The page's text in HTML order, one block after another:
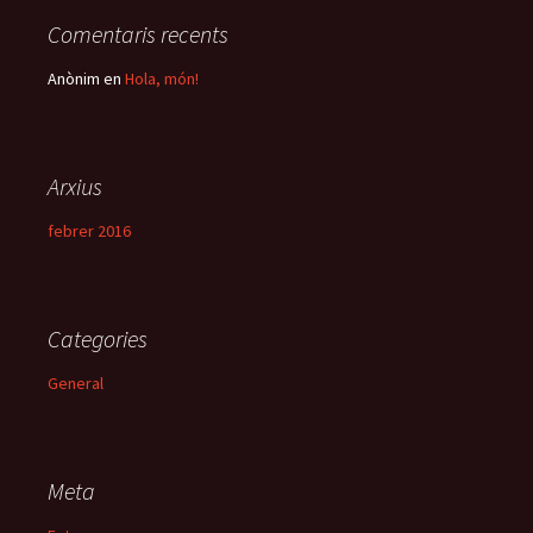
Comentaris recents
Anònim en Hola, món!
Arxius
febrer 2016
Categories
General
Meta